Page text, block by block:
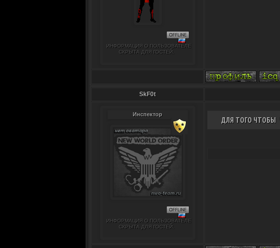
ИНФОРМАЦИЯ О ПОЛЬЗОВАТЕЛЕ
СКРЫТА ДЛЯ ГОСТЕЙ.
SkF0t
Инспектор
ИНФОРМАЦИЯ О ПОЛЬЗОВАТЕЛЕ
СКРЫТА ДЛЯ ГОСТЕЙ.
ДЛЯ ТОГО ЧТОБЫ